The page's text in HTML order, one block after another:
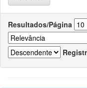
Resultados/Página